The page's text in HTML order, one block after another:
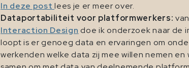
In deze postlees je er meer over.
Dataportabiliteit voor platformwerkers:
Interaction Design doe ik onderzoek naar de
loopt is er genoeg data en ervaringen om
werkenden welke data zij mee willen nemen